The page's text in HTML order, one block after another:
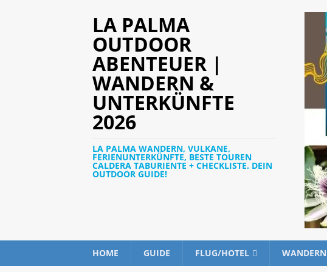
LA PALMA
OUTDOOR
ABENTEUER |
WANDERN &
UNTERKÜNFTE
2026
LA PALMA WANDERN, VULKANE,
FERIENUNTERKÜNFTE, BESTE TOUREN
CALDERA TABURIENTE + CHECKLISTE. DEIN
OUTDOOR GUIDE!
HOME GUIDE FLUG/HOTEL WANDERN